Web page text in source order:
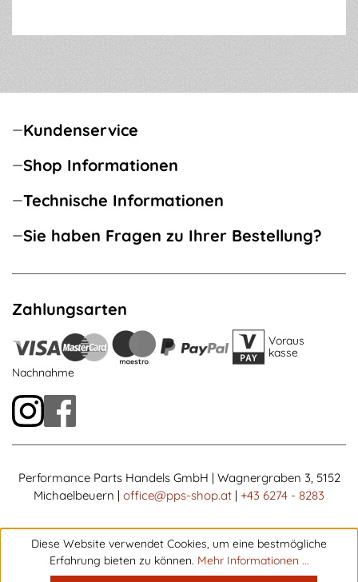
Kundenservice
Shop Informationen
Technische Informationen
Sie haben Fragen zu Ihrer Bestellung?
Zahlungsarten
Voraus
kasse
Nachnahme
Performance Parts Handels GmbH | Wagnergraben 3, 5152
Michaelbeuern | office@pps-shop.at | +43 6274 - 8283
Diese Website verwendet Cookies, um eine bestmögliche
Erfahrung bieten zu können. Mehr Informationen ...